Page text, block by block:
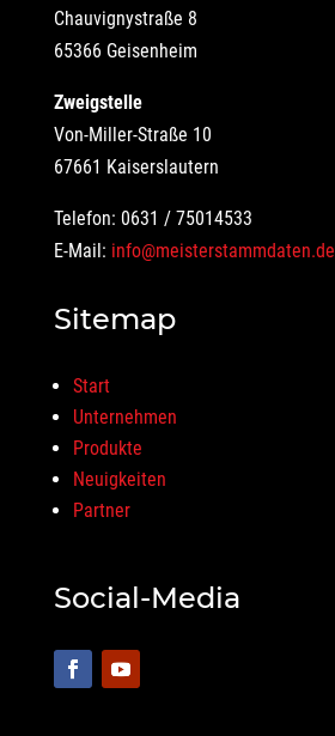
Chauvignystraße 8
65366 Geisenheim
Zweigstelle
Von-Miller-Straße 10
67661 Kaiserslautern
Telefon: 0631 / 75014533
E-Mail: info@meisterstammdaten.de
Sitemap
Start
Unternehmen
Produkte
Neuigkeiten
Partner
Social-Media